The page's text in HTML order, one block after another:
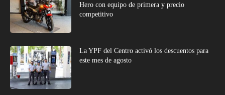
Hero con equipo de primera y precio
competitivo
La YPF del Centro activó los descuentos para
este mes de agosto